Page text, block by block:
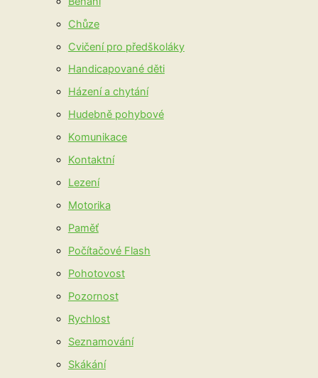
Chůze
Cvičení pro předškoláky
Handicapované děti
Házení a chytání
Hudebně pohybové
Komunikace
Kontaktní
Lezení
Motorika
Paměť
Počítačové Flash
Pohotovost
Pozornost
Rychlost
Seznamování
Skákání